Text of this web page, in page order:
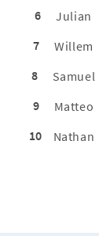
6
Julian
7
Willem
8
Samuel
9
Matteo
10
Nathan